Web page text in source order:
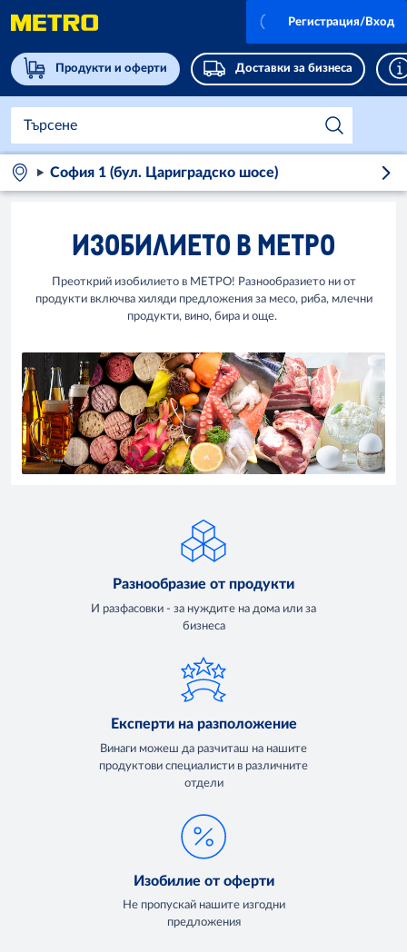
Продукти и оферти Доставки за бизнеса
Регистрация/Вход
София 1 (бул. Цариградско шосе)
ИЗОБИЛИЕТО В МЕТРО
Преоткрий изобилието в МЕТРО! Разнообразието ни от
продукти включва хиляди предложения за месо, риба, млечни
продукти, вино, бира и още.
Разнообразие от продукти
И разфасовки - за нуждите на дома или за
бизнеса
Експерти на разположение
Винаги можеш да разчиташ на нашите
продуктови специалисти в различните
отдели
Изобилие от оферти
Не пропускай нашите изгодни
предложения